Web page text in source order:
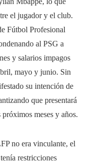
el jugador y el club.
Fútbol Profesional
al PSG a
y salarios impagos
mayo y junio. Sin
su intención de
que presentará
meses y años.
no era vinculante, el
restricciones